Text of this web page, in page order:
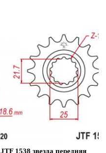
JTF 1538 звезда передняя